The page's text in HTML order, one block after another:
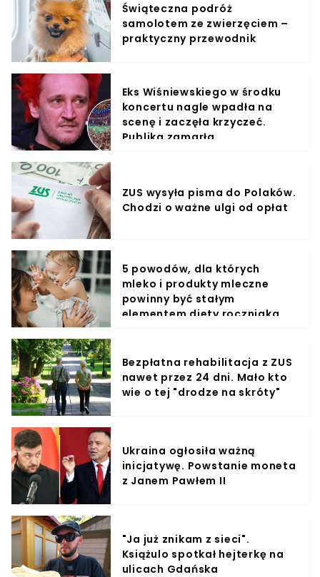
Świąteczna podróż
samolotem ze zwierzęciem –
praktyczny przewodnik
Eks Wiśniewskiego w środku
koncertu nagle wpadła na
scenę i zaczęła krzyczeć.
Publika zamarła
ZUS wysyła pisma do Polaków.
Chodzi o ważne ulgi od opłat
5 powodów, dla których
mleko i produkty mleczne
powinny być stałym
elementem diety roczniaka
Bezpłatna rehabilitacja z ZUS
nawet przez 24 dni. Mało kto
wie o tej "drodze na skróty"
Ukraina ogłosiła ważną
inicjatywę. Powstanie moneta
z Janem Pawłem II
"Ja już znikam z sieci".
Książulo spotkał hejterkę na
ulicach Gdańska